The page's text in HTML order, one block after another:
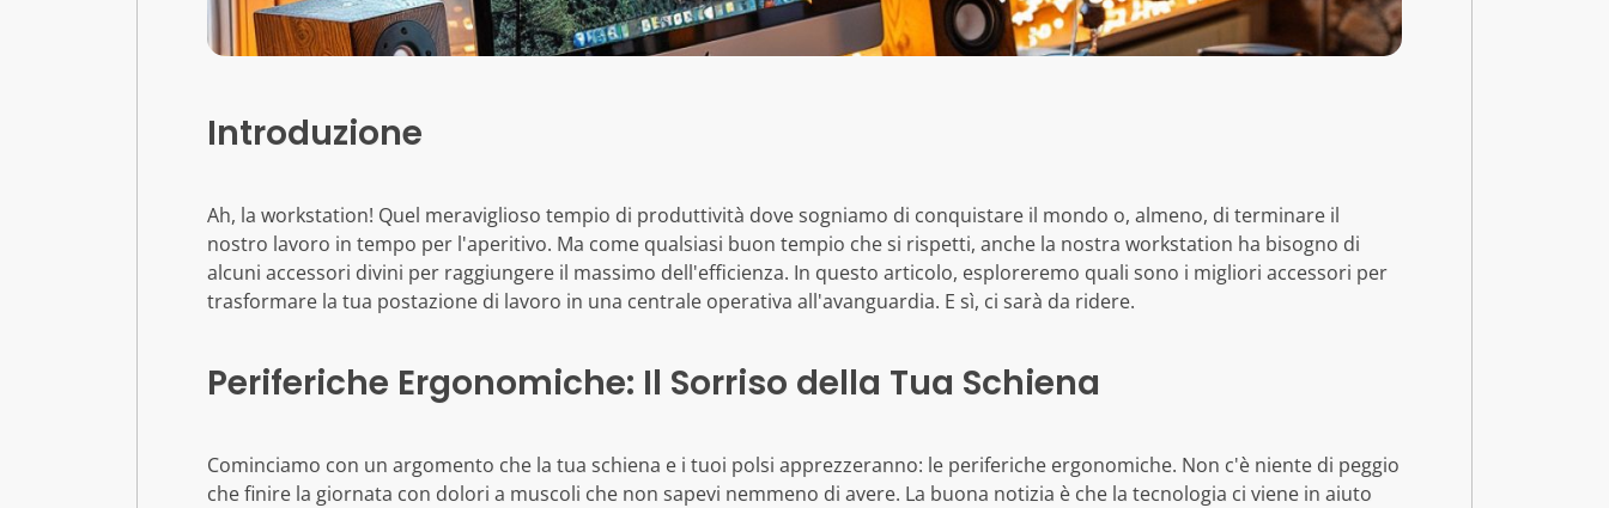
Introduzione
Ah, la workstation! Quel meraviglioso tempio di produttività dove sogniamo di conquistare il mondo o, almeno, di terminare il
nostro lavoro in tempo per l'aperitivo. Ma come qualsiasi buon tempio che si rispetti, anche la nostra workstation ha bisogno di
alcuni accessori divini per raggiungere il massimo dell'efficienza. In questo articolo, esploreremo quali sono i migliori accessori per
trasformare la tua postazione di lavoro in una centrale operativa all'avanguardia. E sì, ci sarà da ridere.
Periferiche Ergonomiche: Il Sorriso della Tua Schiena
Cominciamo con un argomento che la tua schiena e i tuoi polsi apprezzeranno: le periferiche ergonomiche. Non c'è niente di peggio
che finire la giornata con dolori a muscoli che non sapevi nemmeno di avere. La buona notizia è che la tecnologia ci viene in aiuto